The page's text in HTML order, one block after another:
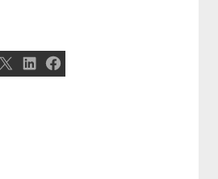
X LinkedIn
Facebook